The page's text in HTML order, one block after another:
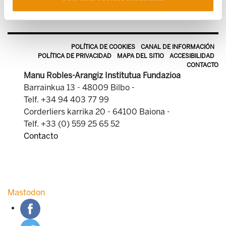
POLÍTICA DE COOKIES
CANAL DE INFORMACIÓN
POLÍTICA DE PRIVACIDAD
MAPA DEL SITIO
ACCESIBILIDAD
CONTACTO
Manu Robles-Arangiz Institutua Fundazioa
Barrainkua 13 - 48009 Bilbo -
Telf. +34 94 403 77 99
Corderliers karrika 20 - 64100 Baiona -
Telf. +33 (0) 559 25 65 52
Contacto
Mastodon